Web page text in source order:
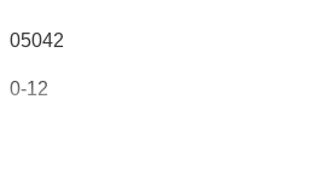
05042
0-12